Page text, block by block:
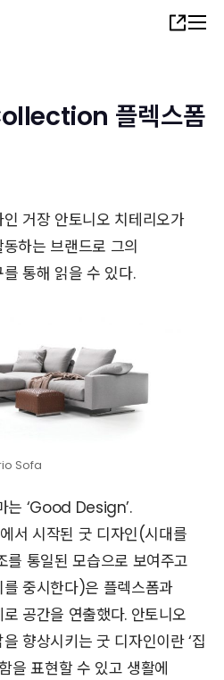
Share
플렉스폼
거장 안토니오 치테리오가
하는 브랜드로 그의
통해 읽을 수 있다.
Sofa
는 ‘Good Design’.
서 시작된 굿 디자인(시대를
를 통일된 모습으로 보여주고
중시한다)은 플렉스폼과
공간을 연출했다. 안토니오
향상시키는 굿 디자인이란 ‘집
을 표현할 수 있고 생활에